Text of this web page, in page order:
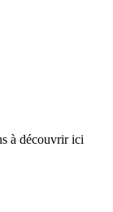
à découvrir ici